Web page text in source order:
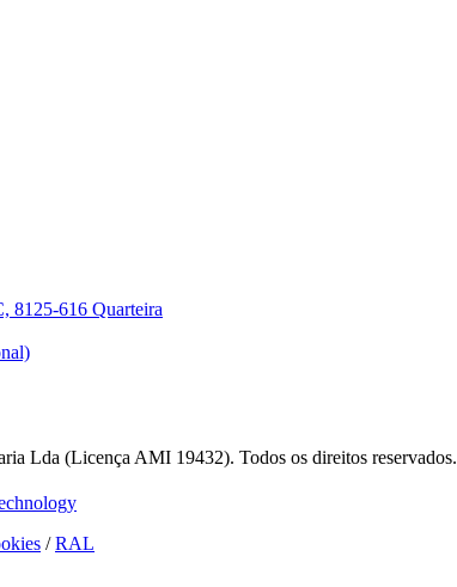
8125-616 Quarteira
Lda (Licença AMI 19432). Todos os direitos reservados.
/RAL